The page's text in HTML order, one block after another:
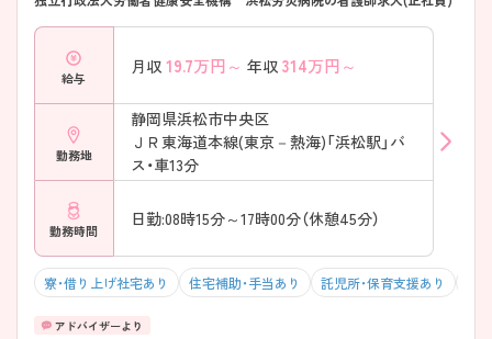
給与
月収 19.7万円～ 年収 314万円～
勤務地
静岡県浜松市中央区
ＪＲ東海道本線(東京－熱海)「浜松駅」バ
ス・車13分
勤務時間
日勤:08時15分～17時00分（休憩45分）
寮・借り上げ社宅あり 住宅補助・手当あり 託児所・保育支援あり